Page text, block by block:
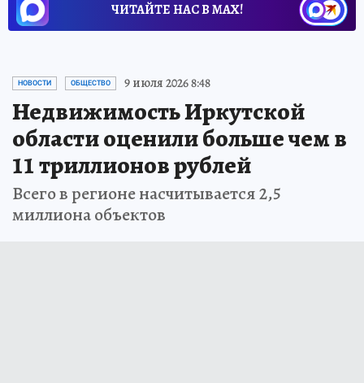
ЧИТАЙТЕ НАС В МАХ!
НОВОСТИ ОБЩЕСТВО 9 июля 2026 8:48
Недвижимость Иркутской
области оценили больше чем в
11 триллионов рублей
Всего в регионе насчитывается 2,5
миллиона объектов